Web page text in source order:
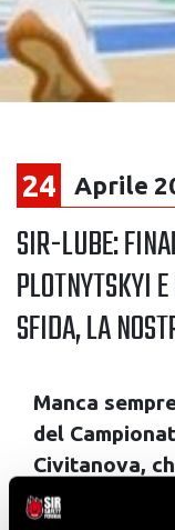
24 Aprile
SIR-LUBE:
PLOTNYTSKYI
SFIDA, LA
Manca
del
Civitanova,
sono